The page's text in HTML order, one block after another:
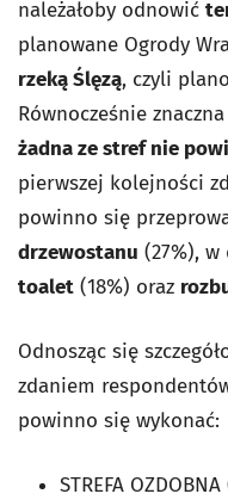
należałoby odnowić
planowane Ogrody
rzeką Ślęzą, czyli
Równocześnie
żadna ze stref nie
pierwszej kolejności
powinno się
drzewostanu (27%),
toalet (18%) oraz
Odnosząc się
zdaniem
powinno się wykonać:
STREFA